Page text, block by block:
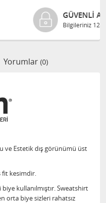
ALIŞVERIŞ
Bit SSL ile güvende
Yorumlar (0)
ve Estetik dış görünümü üst
fit kesimdir.
kullanılmıştır. Sweatshirt
orta biye sizleri rahatsız